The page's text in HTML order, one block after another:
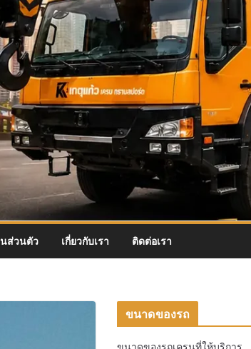
ส่วนตัว เกี่ยวกับเรา ติดต่อเรา
ขนาดของรถ